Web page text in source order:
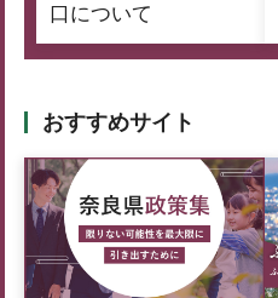
口について
おすすめサイト